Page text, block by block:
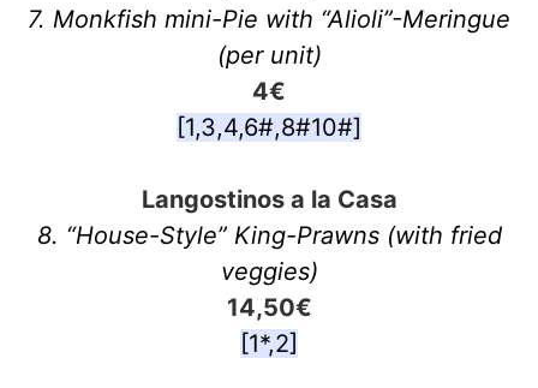
7. Monkfish mini-Pie with “Alioli”-Meringue
(per unit)
4€
[1,3,4,6#,8#10#]
Langostinos a la Casa
8. “House-Style” King-Prawns (with fried
veggies)
14,50€
[1*,2]